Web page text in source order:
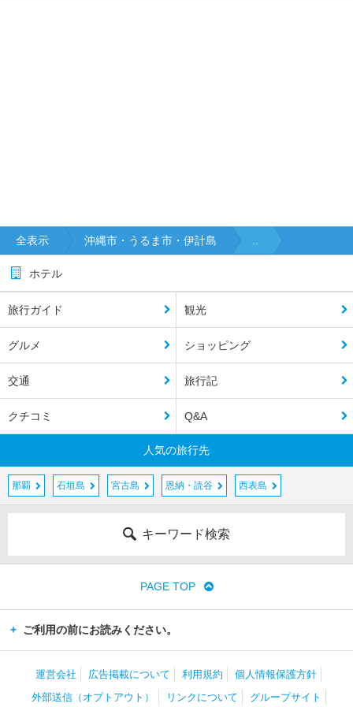
全表示 沖縄市・うるま市・伊計島 ..
ホテル
旅行ガイド 観光
グルメ ショッピング
交通 旅行記
クチコミ Q&A
人気の旅行先
那覇 石垣島 宮古島 恩納・読谷 西表島
キーワード検索
PAGE TOP
ご利用の前にお読みください。
運営会社 広告掲載について 利用規約
個人情報保護方針
外部送信（オプトアウト）
リンクについて グループサイト